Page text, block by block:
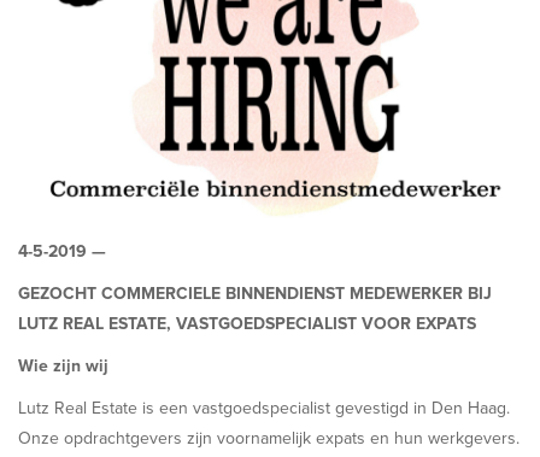
4-5-2019 —
GEZOCHT COMMERCIELE BINNENDIENST MEDEWERKER BIJ
LUTZ REAL ESTATE, VASTGOEDSPECIALIST VOOR EXPATS
Wie zijn wij
Lutz Real Estate is een vastgoedspecialist gevestigd in Den Haag.
Onze opdrachtgevers zijn voornamelijk expats en hun werkgevers.